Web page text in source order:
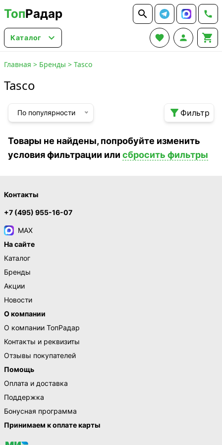
ТопРадар  
Каталог    
Главная > Бренды > Tasco
Tasco
По популярности  Фильтр
Товары не найдены, попробуйте изменить
условия фильтрации или сбросить фильтры
Контакты
+7 (495) 955-16-07
MAX
На сайте
Каталог
Бренды
Акции
Новости
О компании
О компании ТопРадар
Контакты и реквизиты
Отзывы покупателей
Помощь
Оплата и доставка
Поддержка
Бонусная программа
Принимаем к оплате карты